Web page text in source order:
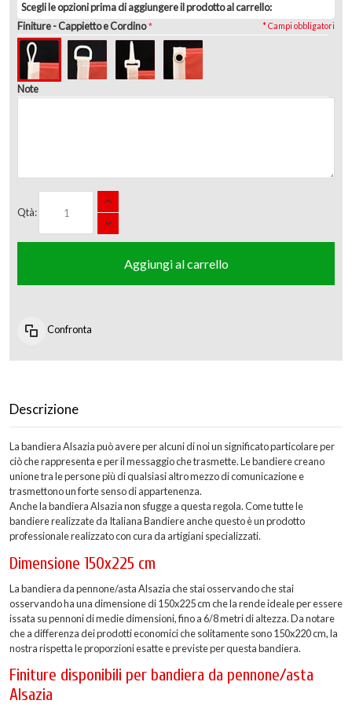
Scegli le opzioni prima di aggiungere il prodotto al carrello:
Finiture- Cappietto e Cordino
Note
* Campi obbligatori
Qtà:
Aggiungi al carrello
Confronta
Descrizione
La bandiera Alsazia può avere per alcuni di noi un significato particolare per
ciò che rappresenta e per il messaggio che trasmette. Le bandiere creano
unione tra le persone più di qualsiasi altro mezzo di comunicazione e
trasmettono un forte senso di appartenenza.
Anche la bandiera Alsazia non sfugge a questa regola. Come tutte le
bandiere realizzate da Italiana Bandiere anche questo è un prodotto
professionale realizzato con cura da artigiani specializzati.
Dimensione 150x225 cm
La bandiera da pennone/asta Alsazia che stai osservando che stai
osservando ha una dimensione di 150x225 cm che la rende ideale per essere
issata su pennoni di medie dimensioni, fino a 6/8 metri di altezza. Da notare
che a differenza dei prodotti economici che solitamente sono 150x220 cm, la
nostra rispetta le proporzioni esatte e previste per questa bandiera.
Finiture disponibili per bandiera da pennone/asta
Alsazia